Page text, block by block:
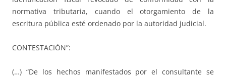
normativa tributaria, cuando el otorgamiento de la
escritura pública esté ordenado por la autoridad judicial.
CONTESTACIÓN”:
(…) “De los hechos manifestados por el consultante se